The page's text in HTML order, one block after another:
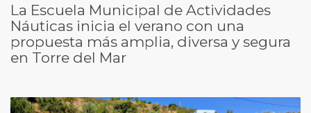
La Escuela Municipal de Actividades
Náuticas inicia el verano con una
propuesta más amplia, diversa y segura
en Torre del Mar